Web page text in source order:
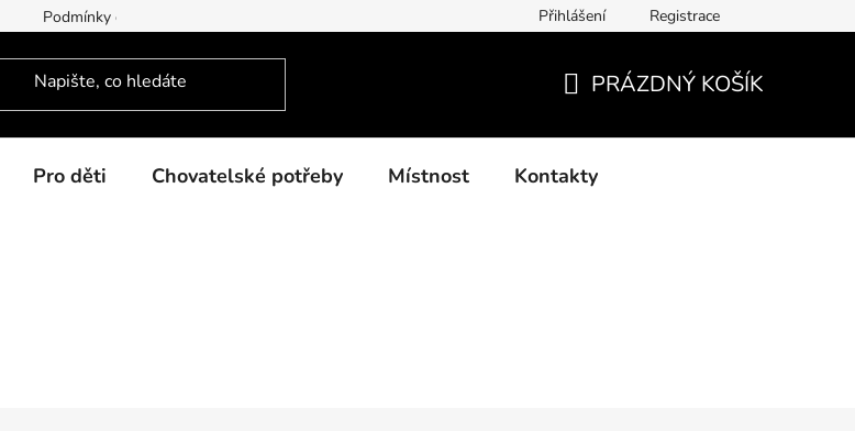
Podmínky ochrany osobních údajů Dodací podmínky, způsoby platby, doba zpracování Platby GoPay
Přihlášení Registrace
KOŠÍK
PRÁZDNÝ KOŠÍK
Pro děti Chovatelské potřeby Místnost Kontakty